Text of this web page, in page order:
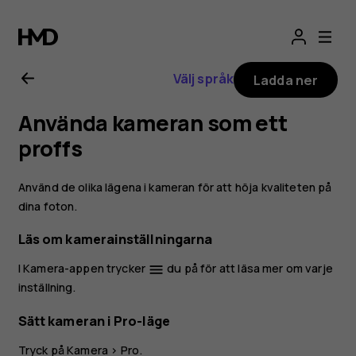
för
Nokia
8.1
Välj språk Ladda ner
Använda kameran som ett
proffs
Använd de olika lägena i kameran för att höja kvaliteten på
dina foton.
Läs om kamerainställningarna
I Kamera-appen trycker menu du på för att läsa mer om varje
inställning.
Sätt kameran i Pro-läge
Tryck påKamera > Pro.